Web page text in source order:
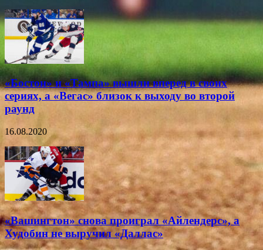
«Бостон» и «Тампа» вышли вперед в своих
сериях, а «Вегас» близок к выходу во второй
раунд
16.08.2020
«Вашингтон» снова проиграл «Айлендерс», а
Худобин не выручил «Даллас»